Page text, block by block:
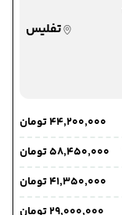
تفلیس
۴۴٬۲۰۰٬۰۰۰ تومان
۵۸٬۴۵۰٬۰۰۰ تومان
۴۱٬۳۵۰٬۰۰۰ تومان